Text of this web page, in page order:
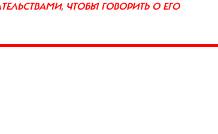
ЧТОБЫ ГОВОРИТЬ О ЕГО